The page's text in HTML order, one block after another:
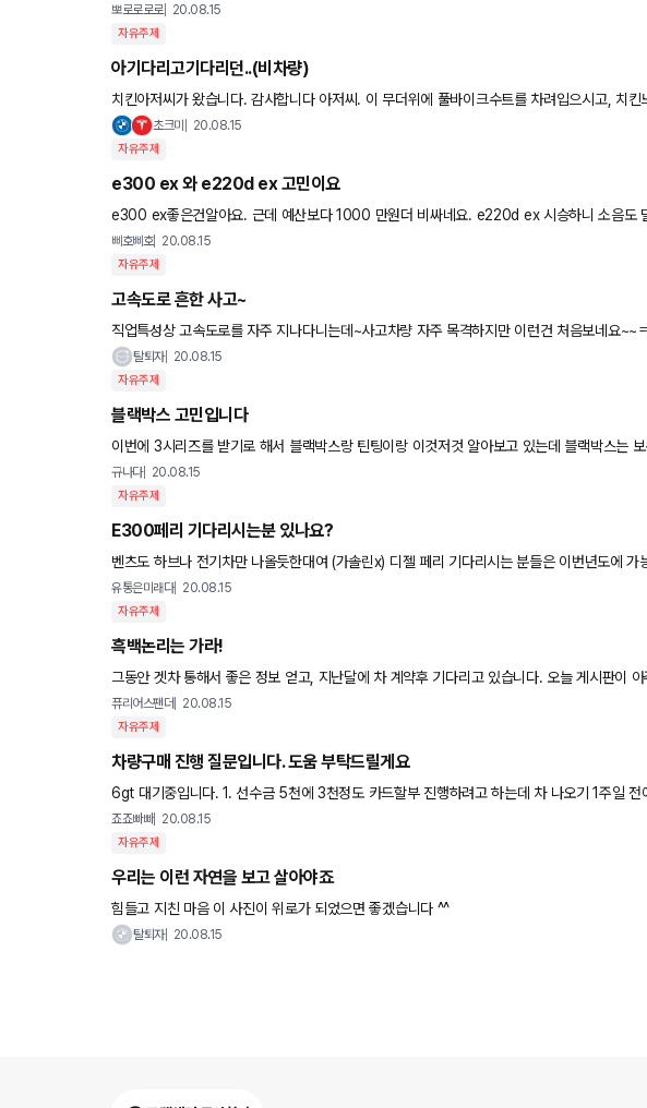
뽀로로로로 20.08.15
자유주제
아기다리고기다리던..(비차량)
치킨아저씨가 왔습니다. 감사합니다 아저씨. 이 무더위에 풀바이크수트를 차려입으시고, 치킨
초크미 20.08.15
자유주제
e300 ex 와 e220d ex 고민이요
e300 ex좋은건알아요. 근데 예산보다 1000 만원더 비싸네요. e220d ex 시승하니 소음도 덜하던데 그래도 e300 ex가 더나을려나
요? 경유차라 쉽게 확정을 못지으겠어요 타보신분들 좀
삐호삐호 20.08.15
자유주제
고속도로 흔한 사고~
직업특성상 고속도로를 자주 지나다니는데~사고차량 자주 목격하지만 이런건 처음보네요~~
될까요? 올해 4월 말쯤 같이일하는 친구가 보내줬습니다. 아...그리고 지금본건데 저멀리 볼보
탈퇴자 20.08.15
자유주제
블랙박스 고민입니다
이번에 3시리즈를 받기로 해서 블랙박스랑 틴팅이랑 이것저것 알아보고 있는데 블랙박스는
규나다 20.08.15
자유주제
E300페리 기다리시는분 있나요?
벤츠도 하브나 전기차만 나올듯한대여 (가솔린x) 디젤 페리 기다리시는 분들은 이번년도에 가
유통은미래다 20.08.15
자유주제
흑백논리는 가라!
그동안 겟차 통해서 좋은 정보 얻고, 지난달에 차 계약후 기다리고 있습니다. 오늘 게시판이
하고 격려하며 도움주는 그런 분위기가 지속되면 좋겠네요. 사진은 지난주 고객 미팅
퓨리어스팬더 20.08.15
자유주제
차량구매 진행 질문입니다. 도움 부탁드릴게요
6gt 대기중입니다. 1. 선수금 5천에 3천정도 카드할부 진행하려고 하는데 차 나오기 1주일 전
차 배정을 출고 어느정도 전에 받을까요? 2. 또 잔금 치루는
죠죠빠빠 20.08.15
자유주제
우리는 이런 자연을 보고 살아야죠
힘들고 지친 마음 이 사진이 위로가 되었으면 좋겠습니다 ^^
탈퇴자 20.08.15